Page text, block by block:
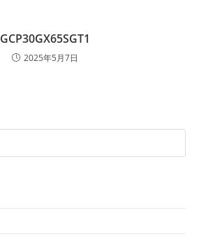
GCP30GX65SGT1
2025年5月7日